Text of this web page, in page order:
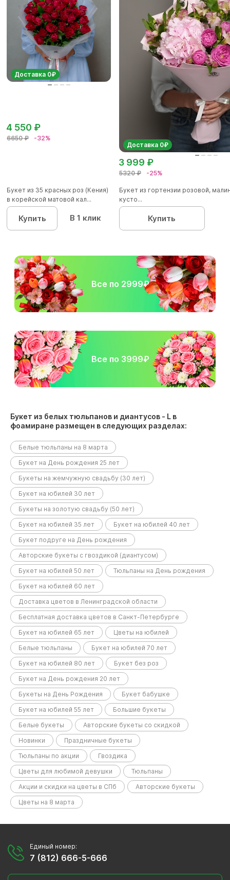
Доставка 0₽
6650 ₽ -32%
4 550 ₽
Букет из 35 красных роз (Кения)
в корейской матовой кал...
Купить В 1 клик
Доставка 0₽
5320 ₽ -25%
3 999 ₽
Букет из гортензии розовой,
кусто...
Купить
Все по 2999₽
Все по 3999₽
Букет из белых тюльпанов и диантусов - L в
фоамиране размещен в следующих разделах:
Белые тюльпаны на 8 марта
Букет на День рождения 25 лет
Букеты на жемчужную свадьбу (30 лет)
Букет на юбилей 30 лет
Букеты на золотую свадьбу (50 лет)
Букет на юбилей 35 лет
Букет на юбилей 40 лет
Букет подруге на День рождения
Авторские букеты с гвоздикой (диантусом)
Букет на юбилей 50 лет
Тюльпаны на День рождения
Букет на юбилей 60 лет
Доставка цветов в Ленинградской области
Бесплатная доставка цветов в Санкт-Петербурге
Букет на юбилей 65 лет
Цветы на юбилей
Белые тюльпаны
Букет на юбилей 70 лет
Букет на юбилей 80 лет
Букет без роз
Букет на День рождения 20 лет
Букеты на День Рождения
Букет бабушке
Букет на юбилей 55 лет
Большие букеты
Белые букеты
Авторские букеты со скидкой
Новинки
Праздничные букеты
Тюльпаны по акции
Гвоздика
Цветы для любимой девушки
Тюльпаны
Акции и скидки на цветы в СПб
Авторские букеты
Цветы на 8 марта
Единый номер:
7 (812) 666-5-666